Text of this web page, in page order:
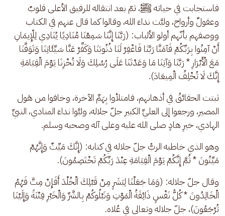
فاستجابت في حياته ﷺ، ثمّ بعد انتقاله للرفيق الأعلى قلوبٌ
وعقولٌ وأرواح، ولبَّت نداءَ الله، وقالوا كما قال عنهم في الكتاب
ووصفهم بأنّهم أولو الألباب: (رَبَّنَا إِنَّنَا سَمِعْنَا مُنَادِيًا يُنَادِي لِلْإِيمَانِ
أَنْ آمِنُوا بِرَبِّكُمْ فَآمَنَّا رَبَّنَا فَاغْفِرْ لَنَا ذُنُوبَنَا وَكَفِّرْ عَنَّا سَيِّئَاتِنَا وَتَوَفَّنَا
مَعَ الْأَبْرَارِ * رَبَّنَا وَآتِنَا مَا وَعَدْتَنَا عَلَى رُسُلِكَ وَلَا تُخْزِنَا يَوْمَ الْقِيَامَةِ
إِنَّكَ لَا تُخْلِفُ الْمِيعَادَ).
ثبتت الحقائقُ في أذهانهم، فامتلأوا بِهَمِّ الآخرة، وخافوا من هَول
المصير، ورجعوا إلى العليِّ الكبير جلّ جلاله، ولبَّوا نداءَ المنادي، النبيِّ
الهادي، خيرِ هادٍ صلى الله عليه وعلى آله وصحبه وسلم.
وهو الذي خاطبه الربُّ جلّ جلاله في كتابه: (إِنَّكَ مَيِّتٌ وَإِنَّهُمْ
مَيِّتُونَ * ثُمَّ إِنَّكُمْ يَوْمَ الْقِيَامَةِ عِنْدَ رَبِّكُمْ تَخْتَصِمُونَ).
وقال جلّ جلاله: (وَمَا جَعَلْنَا لِبَشَرٍ مِنْ قَبْلِكَ الْخُلْدَ أَفَإِنْ مِتَّ فَهُمُ
الْخَالِدُونَ * كُلُّ نَفْسٍ ذَائِقَةُ الْمَوْتِ وَنَبْلُوكُمْ بِالشَّرِّ وَالْخَيْرِ فِتْنَةً وَإِلَيْنَا
تُرْجَعُونَ)، جلّ جلاله وتعالى في عُلاه.